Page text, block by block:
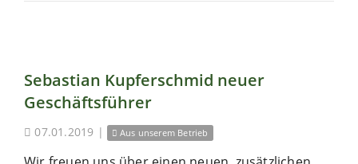
Sebastian Kupferschmid neuer
Geschäftsführer
07.01.2019 | Aus unserem Betrieb